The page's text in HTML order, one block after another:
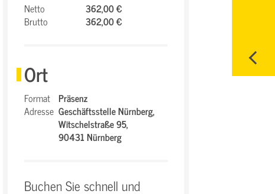
Netto
362,00 €
Brutto
362,00 €
Ort
Format Präsenz
Adresse Geschäftsstelle Nürnberg,
Witschelstraße 95,
90431 Nürnberg
Buchen Sie schnell und